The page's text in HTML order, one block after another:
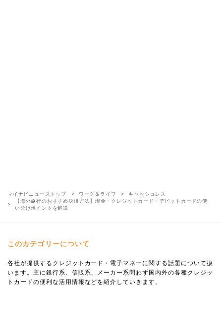
マイナビニューストップ ワーク＆ライフ
キャッシュレス
【海外旅行のおすすめ決済方法】現金・クレジットカード・デビットカードの使
い分けポイントを解説
このカテゴリーについて
各社が提供するクレジットカード・電子マネーに関する話題について扱
います。主に銀行系、信販系、メーカー系問わず国内外の各種クレジッ
トカードの便利な活用情報などを紹介していきます。